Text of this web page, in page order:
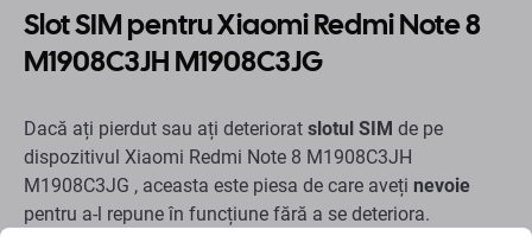
Slot SIM pentru Xiaomi Redmi Note 8
M1908C3JH M1908C3JG
Dacă ați pierdut sau ați deteriorat slotul SIM de pe
dispozitivul Xiaomi Redmi Note 8 M1908C3JH
M1908C3JG , aceasta este piesa de care aveți nevoie
pentru a-l repune în funcțiune fără a se deteriora.